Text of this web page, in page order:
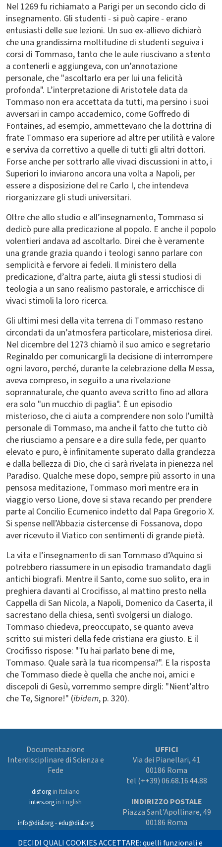
Nel 1269 fu richiamato a Parigi per un secondo ciclo di
insegnamento. Gli studenti - si può capire - erano
entusiasti delle sue lezioni. Un suo ex-allievo dichiarò
che una grandissima moltitudine di studenti seguiva i
corsi di Tommaso, tanto che le aule riuscivano a stento
a contenerli e aggiungeva, con un’annotazione
personale, che "ascoltarlo era per lui una felicità
profonda". L’interpretazione di Aristotele data da
Tommaso non era accettata da tutti, ma persino i suoi
avversari in campo accademico, come Goffredo di
Fontaines, ad esempio, ammettevano che la dottrina di
frate Tommaso era superiore ad altre per utilità e valore
e serviva da correttivo a quelle di tutti gli altri dottori.
Forse anche per sottrarlo alle vivaci discussioni in atto, i
Superiori lo inviarono ancora una volta a Napoli, per
essere a disposizione del re Carlo I, che intendeva
riorganizzare gli studi universitari.
Oltre che allo studio e all’insegnamento, Tommaso si
dedicò pure alla predicazione al popolo. E anche il popolo
volentieri andava ad ascoltarlo. Direi che è veramente
una grande grazia quando i teologi sanno parlare con
semplicità e fervore ai fedeli. Il ministero della
predicazione, d’altra parte, aiuta gli stessi studiosi di
teologia a un sano realismo pastorale, e arricchisce di
vivaci stimoli la loro ricerca.
Gli ultimi mesi della vita terrena di Tommaso restano
circondati da un’atmosfera particolare, misteriosa direi.
Nel dicembre del 1273 chiamò il suo amico e segretario
Reginaldo per comunicargli la decisione di interrompere
ogni lavoro, perché, durante la celebrazione della Messa,
aveva compreso, in seguito a una rivelazione
soprannaturale, che quanto aveva scritto fino ad allora
era solo "un mucchio di paglia". È un episodio
misterioso, che ci aiuta a comprendere non solo l’umiltà
personale di Tommaso, ma anche il fatto che tutto ciò
che riusciamo a pensare e a dire sulla fede, per quanto
elevato e puro, è infinitamente superato dalla grandezza
e dalla bellezza di Dio, che ci sarà rivelata in pienezza nel
Paradiso. Qualche mese dopo, sempre più assorto in una
pensosa meditazione, Tommaso morì mentre era in
viaggio verso Lione, dove si stava recando per prendere
parte al Concilio Ecumenico indetto dal Papa Gregorio X.
Si spense nell’Abbazia cistercense di Fossanova, dopo
aver ricevuto il Viatico con sentimenti di grande pietà.
La vita e l’insegnamento di san Tommaso d’Aquino si
potrebbero riassumere in un episodio tramandato dagli
antichi biografi. Mentre il Santo, come suo solito, era in
preghiera davanti al Crocifisso, al mattino presto nella
Cappella di San Nicola, a Napoli, Domenico da Caserta, il
sacrestano della chiesa, sentì svolgersi un dialogo.
Tommaso chiedeva, preoccupato, se quanto aveva
scritto sui misteri della fede cristiana era giusto. E il
Crocifisso rispose: "Tu hai parlato bene di me,
Tommaso. Quale sarà la tua ricompensa?". E la risposta
che Tommaso diede è quella che anche noi, amici e
discepoli di Gesù, vorremmo sempre dirgli: "Nient’altro
che Te, Signore!" (ibidem, p. 320).
Documentazione
Interdisciplinare di Scienza e
Fede
disf.orgin Italiano
inters.org in English
info@disf.org-edu@disf.org
UFFICI
Via dei Pianellari, 41
00186 Roma
tel (++39) 06.68.16.44.88
INDIRIZZO POSTALE
Piazza Sant'Apollinare, 49
00186 Roma
In collaborazione
DECIDI QUALI COOKIES ACCETTARE: quelli funzionali e